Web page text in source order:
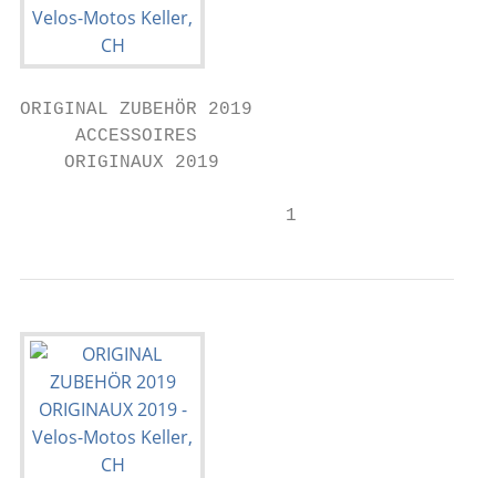
ORIGINAL ZUBEHÖR 2019
     ACCESSOIRES
    ORIGINAUX 2019
                        1